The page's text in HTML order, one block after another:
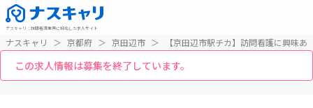
ナスキャリ ： 訪問看護業界に特化した求人サイト
ナスキャリ ＞ 京都府 ＞ 京田辺市 ＞ 【京田辺市駅チカ】訪問看護に興味
この求人情報は募集を終了しています。
1 / 1